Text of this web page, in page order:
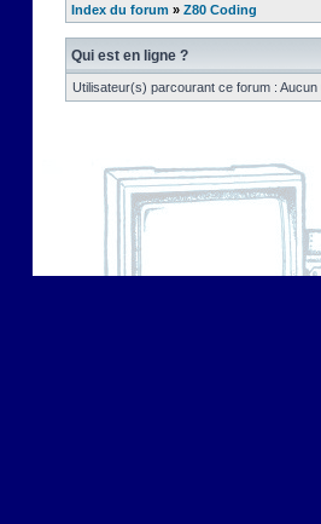
Index du forum » Z80 Coding
Qui est en ligne ?
Utilisateur(s) parcourant ce forum :